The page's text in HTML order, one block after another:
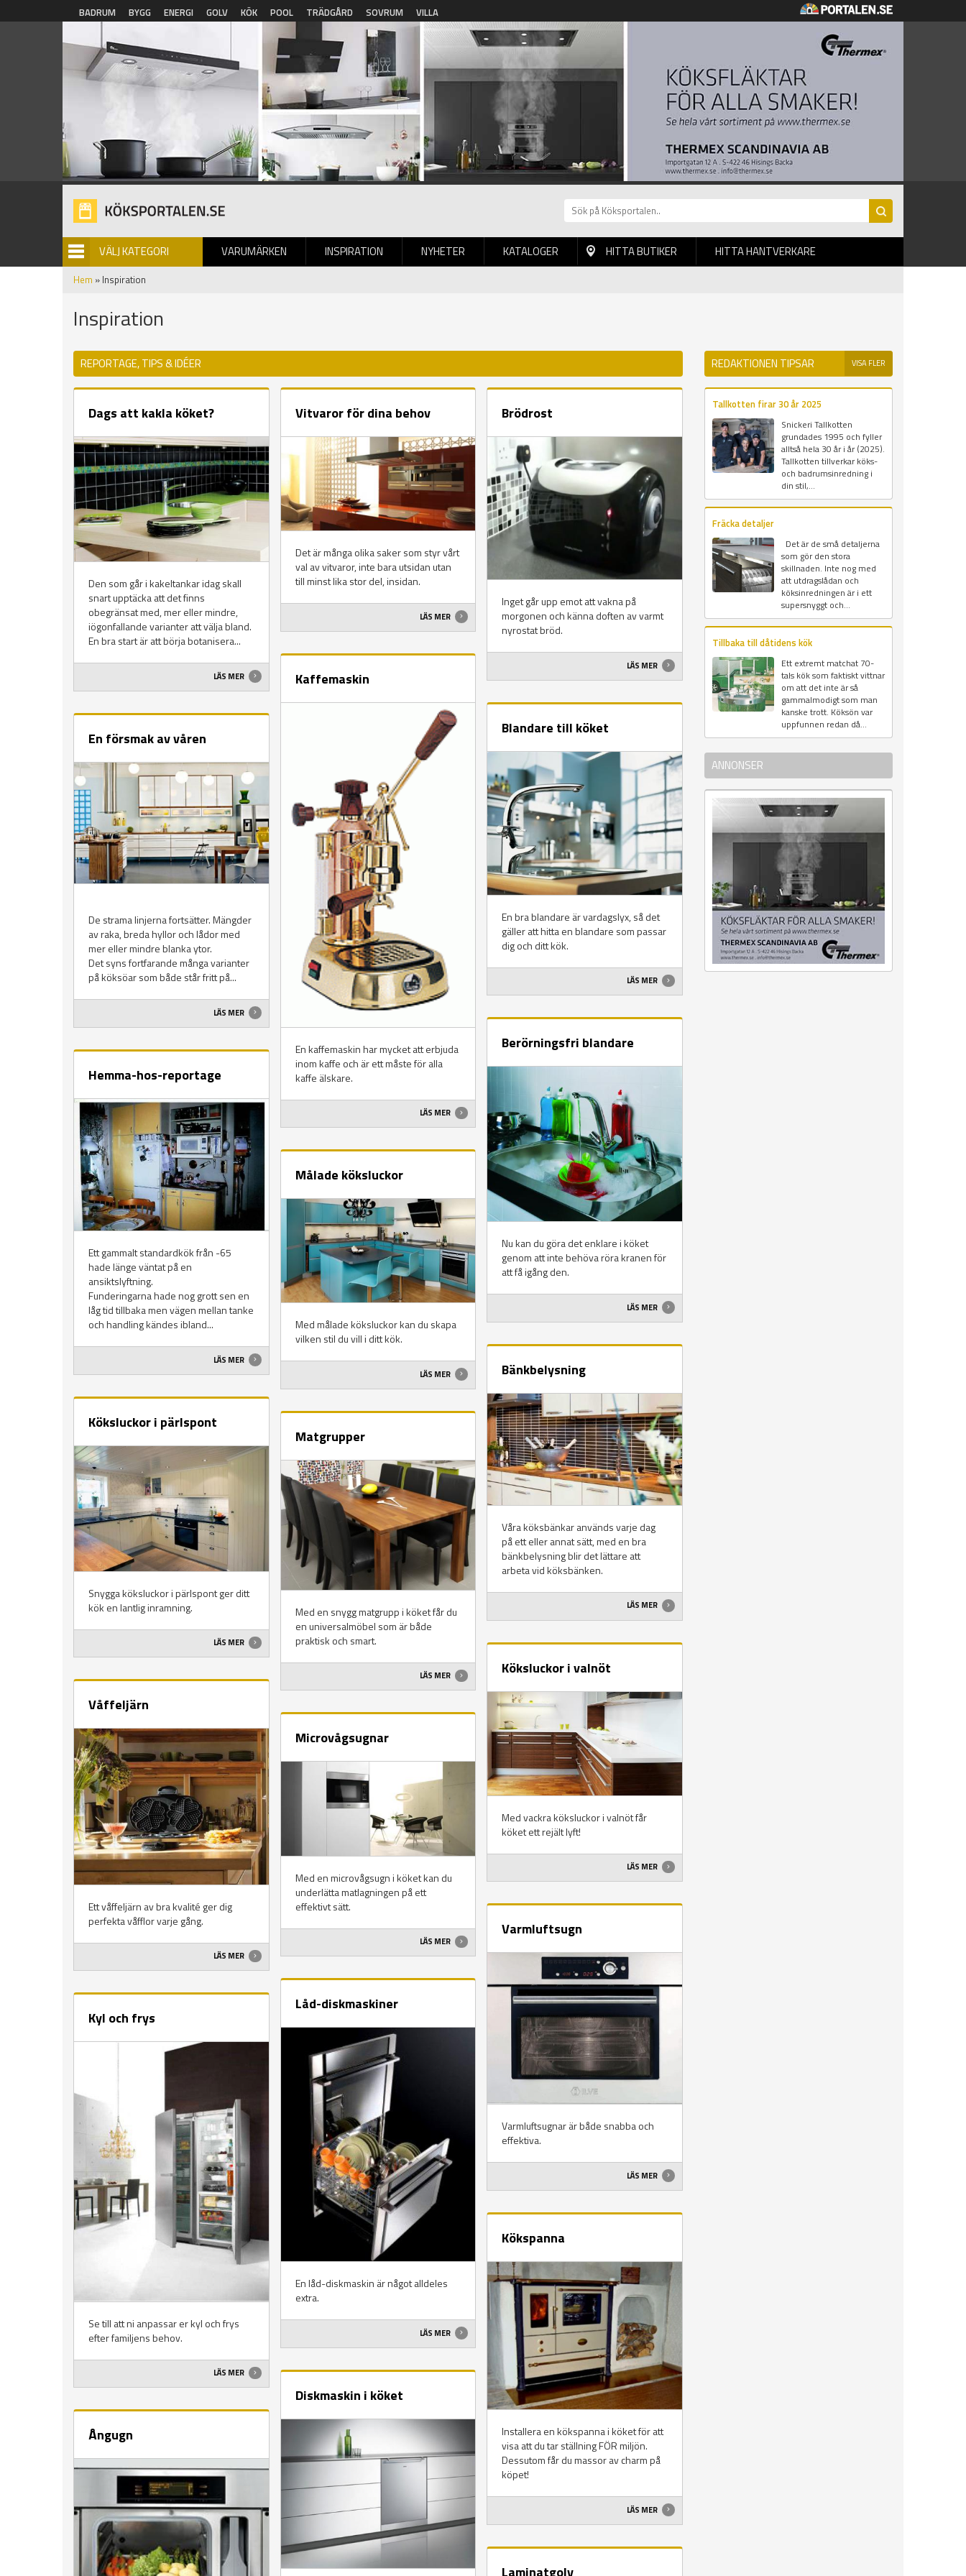
Hoppa till huvudinnehåll
BADRUM BYGG ENERGI GOLV KÖK POOL TRÄDGÅRD SOVRUM VILLA
VÄLJ KATEGORI VARUMÄRKEN INSPIRATION NYHETER
BILDGALLERI KATALOGER HITTA BUTIKER HITTA HANTVERKARE
Hem » Inspiration
Inspiration
REPORTAGE, TIPS & IDÉER
Dags att kakla köket?
Den som går i kakeltankar idag skall
snart upptäcka att det finns
obegränsat med, mer eller mindre,
iögonfallande varianter att välja bland.
En bra start är att börja botanisera...
LÄS MER
En försmak av våren
De strama linjerna fortsätter. Mängder
av raka, breda hyllor och lådor med
mer eller mindre blanka ytor.
Det syns fortfarande många varianter
på köksöar som både står fritt på...
LÄS MER
Hemma-hos-reportage
Ett gammalt standardkök från -65
hade länge väntat på en
ansiktslyftning.
Funderingarna hade nog grott sen en
låg tid tillbaka men vägen mellan tanke
och handling kändes ibland...
LÄS MER
Köksluckor i pärlspont
Snygga köksluckor i pärlspont ger ditt
kök en lantlig inramning.
LÄS MER
Våffeljärn
Ett våffeljärn av bra kvalité ger dig
perfekta våfflor varje gång.
LÄS MER
Kyl och frys
Se till att ni anpassar er kyl och frys
efter familjens behov.
LÄS MER
Ångugn
Vitvaror för dina behov
Det är många olika saker som styr vårt
val av vitvaror, inte bara utsidan utan
till minst lika stor del, insidan.
LÄS MER
Kaffemaskin
En kaffemaskin har mycket att erbjuda
inom kaffe och är ett måste för alla
kaffe älskare.
LÄS MER
Målade köksluckor
Med målade köksluckor kan du skapa
vilken stil du vill i ditt kök.
LÄS MER
Matgrupper
Med en snygg matgrupp i köket får du
en universalmöbel som är både
praktisk och smart.
LÄS MER
Microvågsugnar
Med en microvågsugn i köket kan du
underlätta matlagningen på ett
effektivt sätt.
LÄS MER
Låd-diskmaskiner
En låd-diskmaskin är något alldeles
extra.
LÄS MER
Diskmaskin i köket
Brödrost
Inget går upp emot att vakna på
morgonen och känna doften av varmt
nyrostat bröd.
LÄS MER
Blandare till köket
En bra blandare är vardagslyx, så det
gäller att hitta en blandare som passar
dig och ditt kök.
LÄS MER
Berörningsfri blandare
Nu kan du göra det enklare i köket
genom att inte behöva röra kranen för
att få igång den.
LÄS MER
Bänkbelysning
Våra köksbänkar används varje dag
på ett eller annat sätt, med en bra
bänkbelysning blir det lättare att
arbeta vid köksbänken.
LÄS MER
Köksluckor i valnöt
Med vackra köksluckor i valnöt får
köket ett rejält lyft!
LÄS MER
Varmluftsugn
Varmluftsugnar är både snabba och
effektiva.
LÄS MER
Kökspanna
Installera en kökspanna i köket för att
visa att du tar ställning FÖR miljön.
Dessutom får du massor av charm på
köpet!
LÄS MER
Laminatgolv
REDAKTIONEN TIPSAR VISA FLER
Tallkotten firar 30 år 2025
Snickeri Tallkotten
grundades 1995 och fyller
alltså hela 30 år i år (2025).
Tallkotten tillverkar köks-
och badrumsinredning i
din stil,...
Fräcka detaljer
Det är de små detaljerna
som gör den stora
skillnaden. Inte nog med
att utdragslådan och
köksinredningen är i ett
supersnyggt och...
Tillbaka till dåtidens kök
Ett extremt matchat 70-
tals kök som faktiskt vittnar
om att det inte är så
gammalmodigt som man
kanske trott. Köksön var
uppfunnen redan då...
ANNONSER